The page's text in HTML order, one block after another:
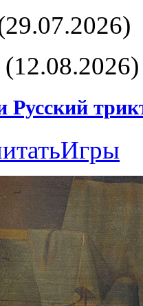
(12.08.2026)
Игры